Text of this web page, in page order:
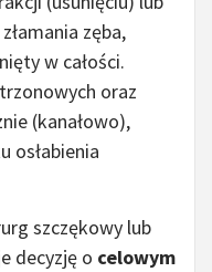
zęba,
w całości.
oraz
(kanałowo),
osłabienia
szczękowy lub
decyzję o celowym